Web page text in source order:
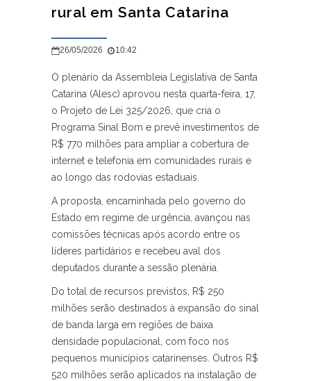
rural em Santa Catarina
26/05/2026 10:42
O plenário da Assembleia Legislativa de Santa
Catarina (Alesc) aprovou nesta quarta-feira, 17,
o Projeto de Lei 325/2026, que cria o
Programa Sinal Bom e prevê investimentos de
R$ 770 milhões para ampliar a cobertura de
internet e telefonia em comunidades rurais e
ao longo das rodovias estaduais.
A proposta, encaminhada pelo governo do
Estado em regime de urgência, avançou nas
comissões técnicas após acordo entre os
líderes partidários e recebeu aval dos
deputados durante a sessão plenária.
Do total de recursos previstos, R$ 250
milhões serão destinados à expansão do sinal
de banda larga em regiões de baixa
densidade populacional, com foco nos
pequenos municípios catarinenses. Outros R$
520 milhões serão aplicados na instalação de